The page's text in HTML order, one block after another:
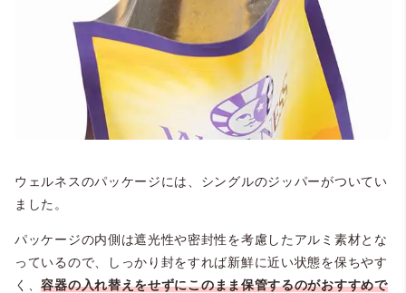
ウェルネスのパッケージには、シングルのジッパーがついてい
ました。
パッケージの内側は遮光性や密封性を考慮したアルミ素材とな
っているので、しっかり封をすれば新鮮に近い状態を保ちやす
く、容器の入れ替えをせずにこのまま保管するのがおすすめで